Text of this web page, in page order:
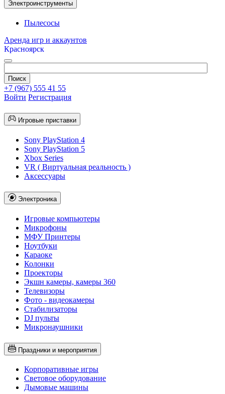
Электроинструменты
Пылесосы
Аренда игр и аккаунтов
Красноярск
+7 (967) 555 41 55
Войти Регистрация
Игровые приставки
Sony PlayStation 4
Sony PlayStation 5
Xbox Series
VR ( Виртуальная реальность )
Аксессуары
Электроника
Игровые компьютеры
Микрофоны
МФУ Принтеры
Ноутбуки
Караоке
Колонки
Проекторы
Экшн камеры, камеры 360
Телевизоры
Фото - видеокамеры
Стабилизаторы
DJ пульты
Микронаушники
Праздники и мероприятия
Корпоративные игры
Световое оборудование
Дымовые машины